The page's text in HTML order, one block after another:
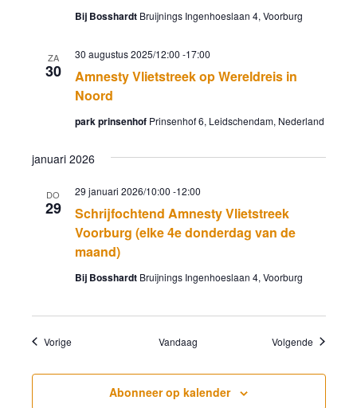
Bij Bosshardt Bruijnings Ingenhoeslaan 4, Voorburg
ZA
30
Amnesty Vlietstreek op Wereldreis in
Noord
30 augustus 2025/12:00 -17:00
park prinsenhof Prinsenhof 6, Leidschendam, Nederland
januari 2026
DO
29
Schrijfochtend Amnesty Vlietstreek
Voorburg (elke 4e donderdag van de
maand)
29 januari 2026/10:00 -12:00
Bij Bosshardt Bruijnings Ingenhoeslaan 4, Voorburg
VorigeEvenementen Vandaag Volgende
Abonneer op kalender